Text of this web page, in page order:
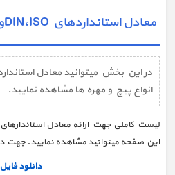
معادل استانداردهاي DIN،ISOو BS در بستنده ها
انواع پیچ و مهره ها مشاهده نمایید.
لیست کاملی جهت ارائه معادل
این صفحه میتوانید مشاهده نمایید. جهت
دانلود فایل